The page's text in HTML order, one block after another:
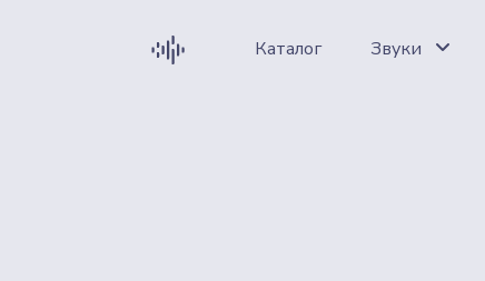
Каталог Звуки